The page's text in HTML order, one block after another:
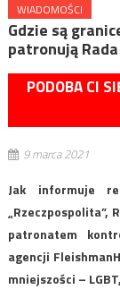
WIADOMOŚCI
Gdzie są
patronują
PODOBA CI
9 marca 2021
Jak informuje
„Rzeczpospolita”,
patronatem
agencji
mniejszości –